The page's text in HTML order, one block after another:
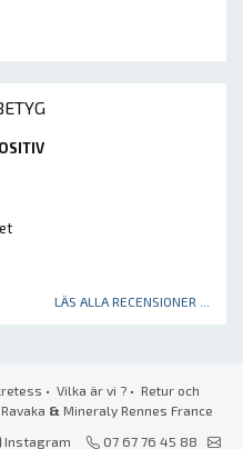
LÄS ALLA RECENSIONER ...
• Vilka är vi ?• Retur och
& Mineraly Rennes France
Instagram 07 67 76 45 88